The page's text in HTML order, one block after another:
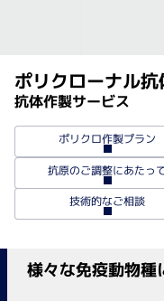
ポリクローナル抗
抗体作製サービス
ポリクロ作製プラン
抗原のご調整にあたっ
技術的なご相談
様々な免疫動物種